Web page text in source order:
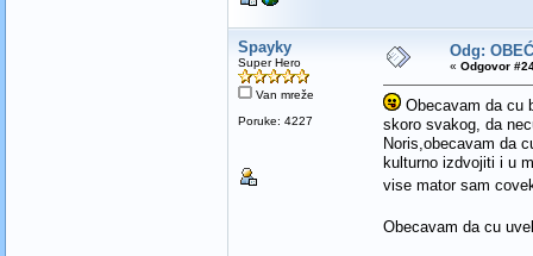
Spayky
Super Hero
Van mreže
Poruke: 4227
Odg:
« Odgovor
Obecavam da cu
skoro svakog, da
Noris,obecavam da
kulturno izdvojiti i u
vise mator sam
Obecavam da cu